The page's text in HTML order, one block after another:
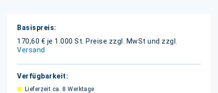
Weitere
Informationen
170,60 € je 1.000 St.
Preise zzgl. MwSt und zzgl.
Versand
Lieferzeit ca. 8 Werktage